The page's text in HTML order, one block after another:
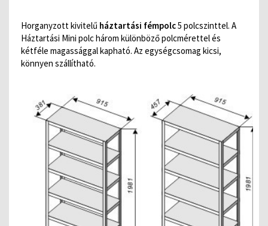
Horganyzott kivitelű háztartási fémpolc5 polcszinttel. A
Háztartási Mini polc három különböző polcmérettel és
kétféle magassággal kapható. Az egységcsomag kicsi,
könnyen szállítható.